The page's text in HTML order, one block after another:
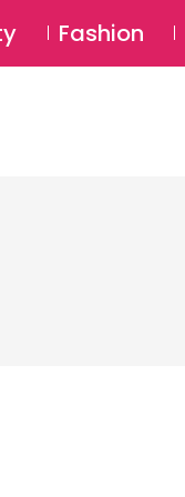
Login
Fashion